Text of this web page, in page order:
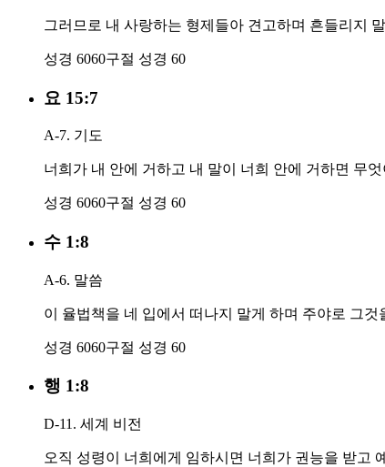
그러므로 내 사랑하는 형제들아 견고하며 흔들리지
성경 6060구절 성경 60
요 15:7
A-7. 기도
너희가 내 안에 거하고 내 말이 너희 안에 거하면 무
성경 6060구절 성경 60
수 1:8
A-6. 말씀
이 율법책을 네 입에서 떠나지 말게 하며 주야로 그
성경 6060구절 성경 60
행 1:8
D-11. 세계 비전
오직 성령이 너희에게 임하시면 너희가 권능을 받고